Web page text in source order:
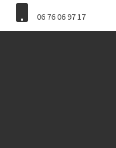
06 76 06 97 17